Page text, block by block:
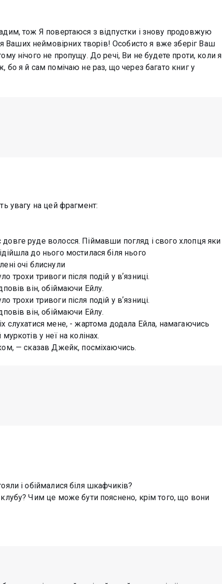
тож Я повертаюся з відпустки і знову продовжую
Ваших неймовірних творів! Особисто я вже зберіг Ваш
нічого не пропущу. До речі, Ви не будете проти, коли я
бо я й сам помічаю не раз, що через багато книг у
увагу на цей фрагмент:
руде волосся. Піймавши погляд і свого хлопця яки
до нього мостилася біля нього
очі блиснули
тривоги після подій у вʼязниці.
він, обіймаючи Ейлу.
тривоги після подій у вʼязниці.
він, обіймаючи Ейлу.
слухатися мене, - жартома додала Ейла, намагаючись
у неї на колінах.
— сказав Джейк, посміхаючись.
і обіймалися біля шкафчиків?
Чим це може бути пояснено, крім того, що вони